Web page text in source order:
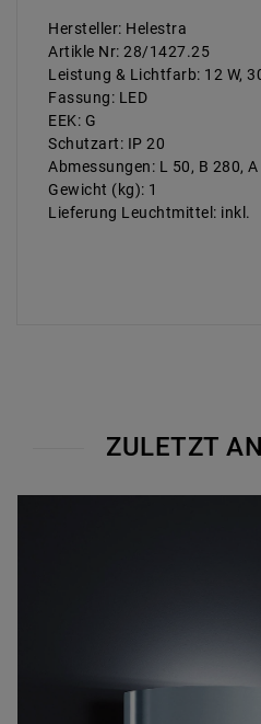
Hersteller: Helestra
Artikle Nr: 28/1427.25
Leistung & Lichtfarb: 12 W,
Fassung: LED
EEK: G
Schutzart: IP 20
Abmessungen: L 50, B 280,
Gewicht (kg): 1
Lieferung Leuchtmittel: inkl.
ZULETZT